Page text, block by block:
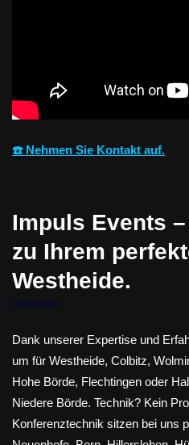
☎️ Nehmen Sie Kontakt auf.
Impuls Events
zu Ihrem
Westheide.
Dank unserer Expertise und
um für Westheide, Colbitz,
Hohe Börde, Flechtingen oder
Niedere Börde. Technik? Kein
Konferenztechnik sitzen bei uns